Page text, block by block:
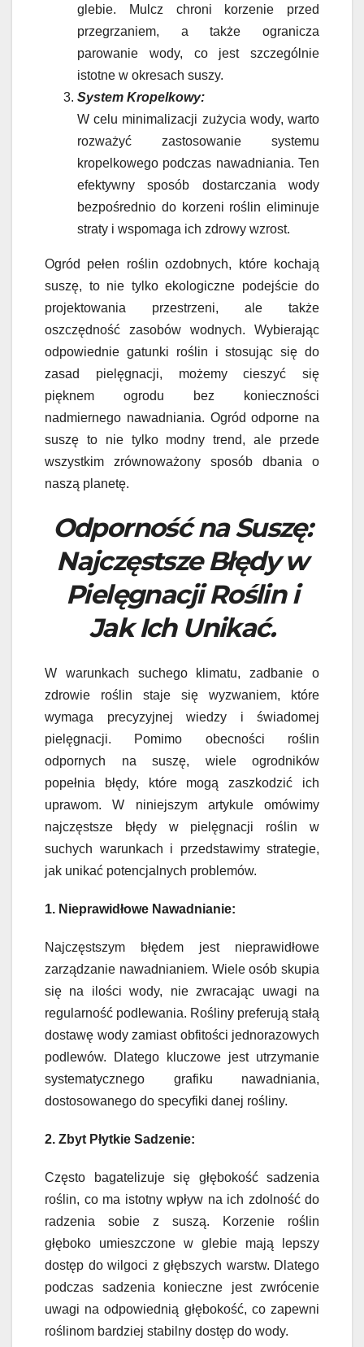
glebie. Mulcz chroni korzenie przed
przegrzaniem, a także ogranicza
parowanie wody, co jest szczególnie
istotne w okresach suszy.
System Kropelkowy:
W celu minimalizacji zużycia wody, warto
rozważyć zastosowanie systemu
kropelkowego podczas nawadniania. Ten
efektywny sposób dostarczania wody
bezpośrednio do korzeni roślin eliminuje
straty i wspomaga ich zdrowy wzrost.
Ogród pełen roślin ozdobnych, które kochają
suszę, to nie tylko ekologiczne podejście do
projektowania przestrzeni, ale także
oszczędność zasobów wodnych. Wybierając
odpowiednie gatunki roślin i stosując się do
zasad pielęgnacji, możemy cieszyć się
pięknem ogrodu bez konieczności
nadmiernego nawadniania. Ogród odporne na
suszę to nie tylko modny trend, ale przede
wszystkim zrównoważony sposób dbania o
naszą planetę.
Odporność na Suszę:
Najczęstsze Błędy w
Pielęgnacji Roślin i
Jak Ich Unikać.
W warunkach suchego klimatu, zadbanie o
zdrowie roślin staje się wyzwaniem, które
wymaga precyzyjnej wiedzy i świadomej
pielęgnacji. Pomimo obecności roślin
odpornych na suszę, wiele ogrodników
popełnia błędy, które mogą zaszkodzić ich
uprawom. W niniejszym artykule omówimy
najczęstsze błędy w pielęgnacji roślin w
suchych warunkach i przedstawimy strategie,
jak unikać potencjalnych problemów.
1. Nieprawidłowe Nawadnianie:
Najczęstszym błędem jest nieprawidłowe
zarządzanie nawadnianiem. Wiele osób skupia
się na ilości wody, nie zwracając uwagi na
regularność podlewania. Rośliny preferują stałą
dostawę wody zamiast obfitości jednorazowych
podlewów. Dlatego kluczowe jest utrzymanie
systematycznego grafiku nawadniania,
dostosowanego do specyfiki danej rośliny.
2. Zbyt Płytkie Sadzenie:
Często bagatelizuje się głębokość sadzenia
roślin, co ma istotny wpływ na ich zdolność do
radzenia sobie z suszą. Korzenie roślin
głęboko umieszczone w glebie mają lepszy
dostęp do wilgoci z głębszych warstw. Dlatego
podczas sadzenia konieczne jest zwrócenie
uwagi na odpowiednią głębokość, co zapewni
roślinom bardziej stabilny dostęp do wody.